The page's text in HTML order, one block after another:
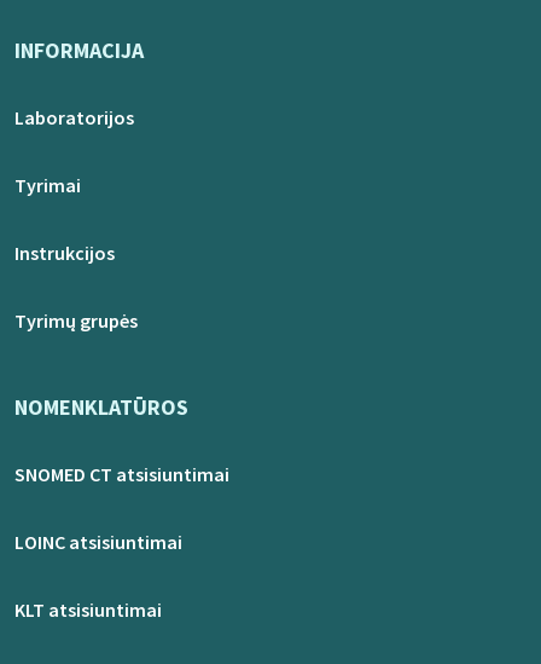
INFORMACIJA
Laboratorijos
Tyrimai
Instrukcijos
Tyrimų grupės
NOMENKLATŪROS
SNOMED CT atsisiuntimai
LOINC atsisiuntimai
KLT atsisiuntimai